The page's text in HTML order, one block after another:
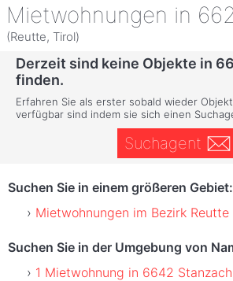
Mietwohnungen in
(Reutte, Tirol)
Derzeit sind keine Objekte in
finden.
Erfahren Sie als erster sobald wieder
verfügbar sind indem sie sich einen
Suchagent
Suchen Sie in einem größeren Gebiet:
Mietwohnungen im Bezirk Reutte
Suchen Sie in der Umgebung von
1 Mietwohnung in 6642 Stanzach